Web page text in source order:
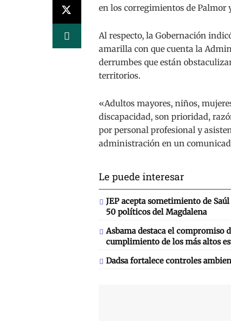
en los corregimientos de Palmor
Al respecto, la Gobernación
amarilla con que cuenta la
derrumbes que están
territorios.
«Adultos mayores, niños,
discapacidad, son prioridad,
por personal profesional y
administración en un
Le puede interesar
JEP acepta sometimiento de
50 políticos del Magdalena
Asbama destaca el compromiso
cumplimiento de los más altos
Dadsa fortalece controles